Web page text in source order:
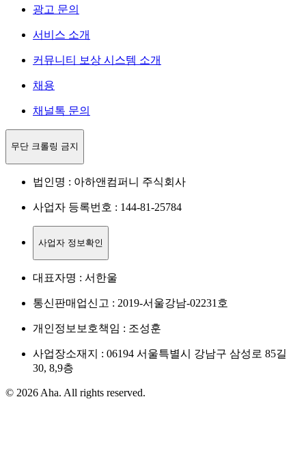
광고 문의
서비스 소개
커뮤니티 보상 시스템 소개
채용
채널톡 문의
무단 크롤링 금지
법인명 : 아하앤컴퍼니 주식회사
사업자 등록번호 : 144-81-25784
사업자 정보확인
대표자명 : 서한울
통신판매업신고 : 2019-서울강남-02231호
개인정보보호책임 : 조성훈
사업장소재지 : 06194 서울특별시 강남구 삼성로 85길
30, 8,9층
© 2026 Aha. All rights reserved.